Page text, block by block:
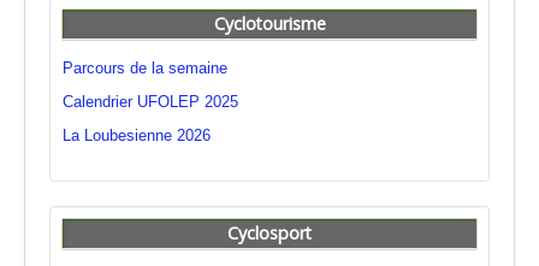
Cyclotourisme
Parcours de la semaine
Calendrier UFOLEP 2025
La Loubesienne 2026
Cyclosport